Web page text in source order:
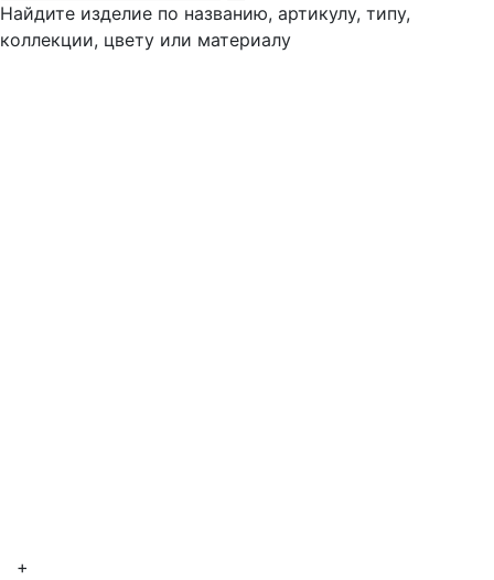
Найдите изделие по названию, артикулу, типу,
коллекции, цвету или материалу
+